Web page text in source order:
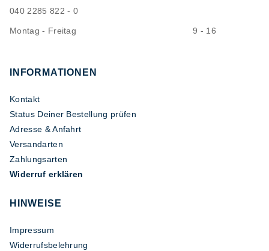
040 2285 822 - 0
Montag - Freitag 9 - 16
INFORMATIONEN
Kontakt
Status Deiner Bestellung prüfen
Adresse & Anfahrt
Versandarten
Zahlungsarten
Widerruf erklären
HINWEISE
Impressum
Widerrufsbelehrung